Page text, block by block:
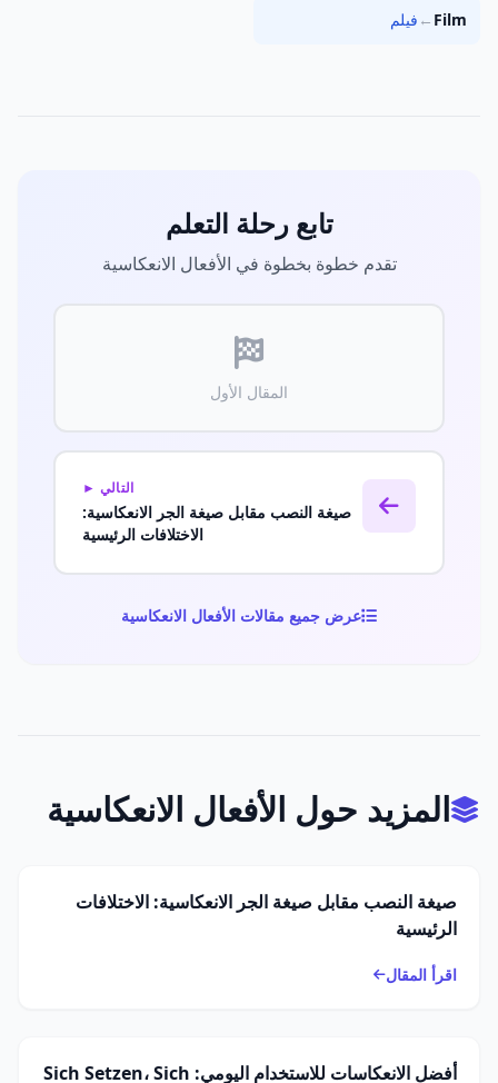
Film
← فيلم
تابع رحلة التعلم
تقدم خطوة بخطوة في الأفعال الانعكاسية
المقال الأول
التالي ►
صيغة النصب مقابل صيغة الجر الانعكاسية:
الاختلافات الرئيسية
عرض جميع مقالات الأفعال الانعكاسية
المزيد حول الأفعال الانعكاسية
صيغة النصب مقابل صيغة الجر الانعكاسية: الاختلافات
الرئيسية
اقرأ المقال
أفضل الانعكاسات للاستخدام اليومي: Sich Setzen، Sich